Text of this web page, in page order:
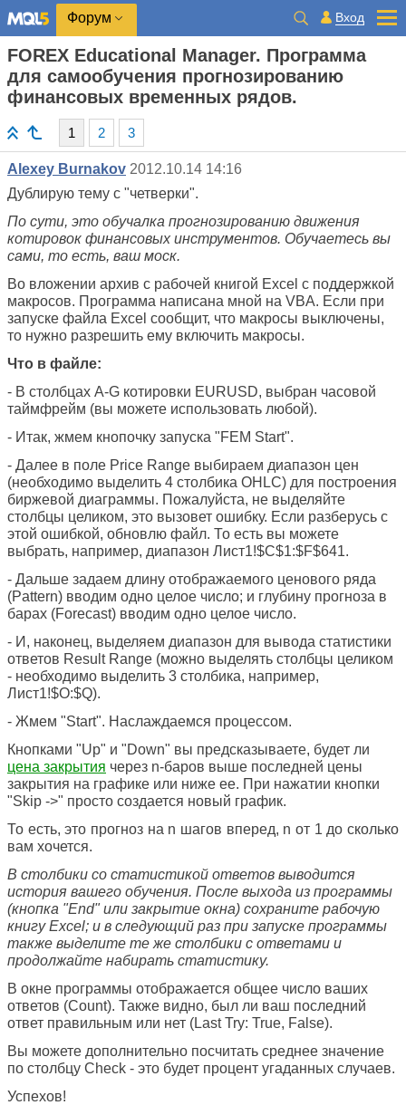
Форум Вход
FOREX Educational Manager. Программа
для самообучения прогнозированию
финансовых временных рядов.
1 2 3
Alexey Burnakov 2012.10.14 14:16
Дублирую тему с "четверки".
По сути, это обучалка прогнозированию движения
котировок финансовых инструментов. Обучаетесь вы
сами, то есть, ваш моск.
Во вложении архив с рабочей книгой Excel с поддержкой
макросов. Программа написана мной на VBA. Если при
запуске файла Excel сообщит, что макросы выключены,
то нужно разрешить ему включить макросы.
Что в файле:
- В столбцах A-G котировки EURUSD, выбран часовой
таймфрейм (вы можете использовать любой).
- Итак, жмем кнопочку запуска "FEM Start".
- Далее в поле Price Range выбираем диапазон цен
(необходимо выделить 4 столбика OHLC) для построения
биржевой диаграммы. Пожалуйста, не выделяйте
столбцы целиком, это вызовет ошибку. Если разберусь с
этой ошибкой, обновлю файл. То есть вы можете
выбрать, например, диапазон Лист1!$C$1:$F$641.
- Дальше задаем длину отображаемого ценового ряда
(Pattern) вводим одно целое число; и глубину прогноза в
барах (Forecast) вводим одно целое число.
- И, наконец, выделяем диапазон для вывода статистики
ответов Result Range (можно выделять столбцы целиком
- необходимо выделить 3 столбика, например,
Лист1!$O:$Q).
- Жмем "Start". Наслаждаемся процессом.
Кнопками "Up" и "Down" вы предсказываете, будет ли
цена закрытия через n-баров выше последней цены
закрытия на графике или ниже ее. При нажатии кнопки
"Skip ->" просто создается новый график.
То есть, это прогноз на n шагов вперед, n от 1 до сколько
вам хочется.
В столбики со статистикой ответов выводится
история вашего обучения. После выхода из программы
(кнопка "End" или закрытие окна) сохраните рабочую
книгу Excel; и в следующий раз при запуске программы
также выделите те же столбики с ответами и
продолжайте набирать статистику.
В окне программы отображается общее число ваших
ответов (Count). Также видно, был ли ваш последний
ответ правильным или нет (Last Try: True, False).
Вы можете дополнительно посчитать среднее значение
по столбцу Check - это будет процент угаданных случаев.
Успехов!